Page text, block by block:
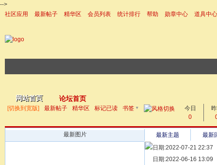
-->
社区应用
最新帖子 精华区 会员列表 统计排行 帮助 勋章中心
道具中心
网站首页 论坛首页
帖子
[切换到宽版] 最新帖子 精华区 标记已读 书签 ▼
今日
0
最新图片 最新主题
最新
日期:2022-07-21 22:37
[ 宗亲新闻 ] 同为宗亲，
日期:2022-06-16 13:09